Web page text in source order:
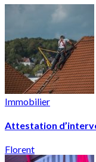
Immobilier
Attestation
Florent